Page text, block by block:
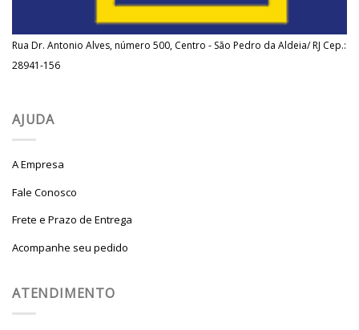
Rua Dr. Antonio Alves, número 500, Centro - São Pedro da Aldeia/ RJ Cep.:
28941-156
AJUDA
A Empresa
Fale Conosco
Frete e Prazo de Entrega
Acompanhe seu pedido
ATENDIMENTO